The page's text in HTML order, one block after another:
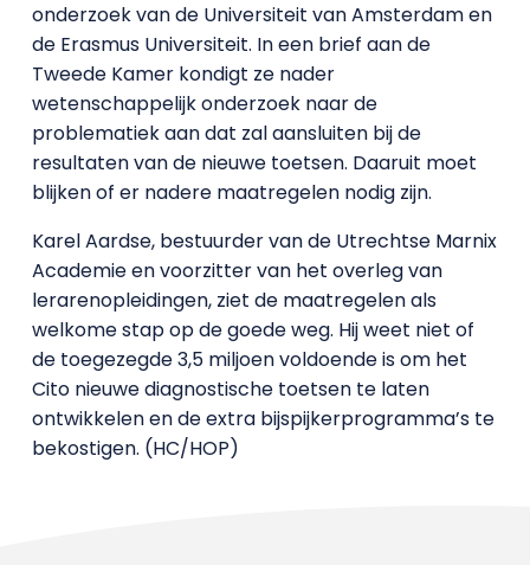
onderzoek van de Universiteit van Amsterdam en
de Erasmus Universiteit. In een brief aan de
Tweede Kamer kondigt ze nader
wetenschappelijk onderzoek naar de
problematiek aan dat zal aansluiten bij de
resultaten van de nieuwe toetsen. Daaruit moet
blijken of er nadere maatregelen nodig zijn.
Karel Aardse, bestuurder van de Utrechtse Marnix
Academie en voorzitter van het overleg van
lerarenopleidingen, ziet de maatregelen als
welkome stap op de goede weg. Hij weet niet of
de toegezegde 3,5 miljoen voldoende is om het
Cito nieuwe diagnostische toetsen te laten
ontwikkelen en de extra bijspijkerprogramma’s te
bekostigen. (HC/HOP)